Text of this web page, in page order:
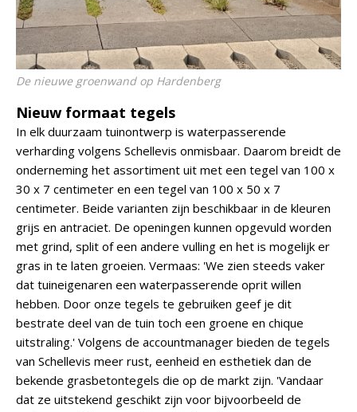
De nieuwe groenwand op Hardenberg
Nieuw formaat tegels
In elk duurzaam tuinontwerp is waterpasserende
verharding volgens Schellevis onmisbaar. Daarom breidt de
onderneming het assortiment uit met een tegel van 100 x
30 x 7 centimeter en een tegel van 100 x 50 x 7
centimeter. Beide varianten zijn beschikbaar in de kleuren
grijs en antraciet. De openingen kunnen opgevuld worden
met grind, split of een andere vulling en het is mogelijk er
gras in te laten groeien. Vermaas: 'We zien steeds vaker
dat tuineigenaren een waterpasserende oprit willen
hebben. Door onze tegels te gebruiken geef je dit
bestrate deel van de tuin toch een groene en chique
uitstraling.' Volgens de accountmanager bieden de tegels
van Schellevis meer rust, eenheid en esthetiek dan de
bekende grasbetontegels die op de markt zijn. 'Vandaar
dat ze uitstekend geschikt zijn voor bijvoorbeeld de